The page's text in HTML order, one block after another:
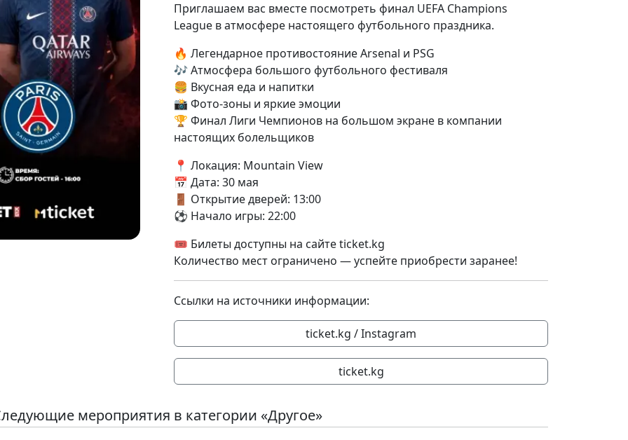
Приглашаем вас вместе посмотреть финал UEFA Champions
League в атмосфере настоящего футбольного праздника.
🔥 Легендарное противостояние Arsenal и PSG
🎶 Атмосфера большого футбольного фестиваля
🍔 Вкусная еда и напитки
📸 Фото-зоны и яркие эмоции
🏆 Финал Лиги Чемпионов на большом экране в компании
настоящих болельщиков
📍 Локация: Mountain View
📅 Дата: 30 мая
🚪 Открытие дверей: 13:00
⚽ Начало игры: 22:00
🎟 Билеты доступны на сайте ticket.kg
Количество мест ограничено — успейте приобрести заранее!
Ссылки на источники информации:
ticket.kg / Instagram
ticket.kg
мероприятия в категории «Другое»